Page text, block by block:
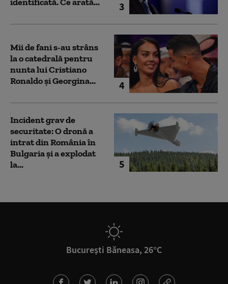
3
4
Mii de fani s-au strâns
la o catedrală pentru
nunta lui Cristiano
Ronaldo şi Georgina...
5
Incident grav de
securitate: O dronă a
intrat din România în
Bulgaria şi a explodat
la...
București Băneasa, 26°C